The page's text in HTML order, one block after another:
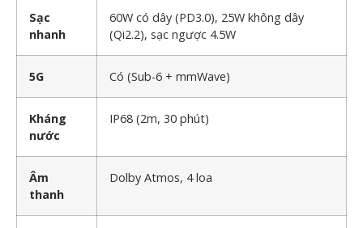
Sạc
nhanh
60W có dây (PD3.0), 25W không dây
(Qi2.2), sạc ngược 4.5W
5G Có (Sub-6 + mmWave)
Kháng
nước
IP68 (2m, 30 phút)
Âm
thanh
Dolby Atmos, 4 loa